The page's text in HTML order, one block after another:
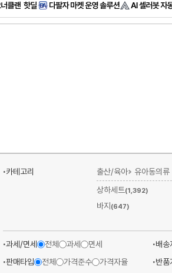
카테고리 출산/육아
유아동의류
상하세트(1,392)
바지(647)
과세/면세
전체 과세 면세 배송
판매타입
전체 가격준수 가격자율 반품